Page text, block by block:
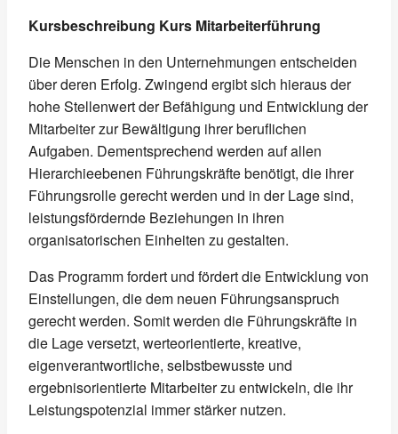
Kursbeschreibung Kurs Mitarbeiterführung
Die Menschen in den Unternehmungen entscheiden
über deren Erfolg. Zwingend ergibt sich hieraus der
hohe Stellenwert der Befähigung und Entwicklung der
Mitarbeiter zur Bewältigung ihrer beruflichen
Aufgaben. Dementsprechend werden auf allen
Hierarchieebenen Führungskräfte benötigt, die ihrer
Führungsrolle gerecht werden und in der Lage sind,
leistungsfördernde Beziehungen in ihren
organisatorischen Einheiten zu gestalten.
Das Programm fordert und fördert die Entwicklung von
Einstellungen, die dem neuen Führungsanspruch
gerecht werden. Somit werden die Führungskräfte in
die Lage versetzt, werteorientierte, kreative,
eigenverantwortliche, selbstbewusste und
ergebnisorientierte Mitarbeiter zu entwickeln, die ihr
Leistungspotenzial immer stärker nutzen.